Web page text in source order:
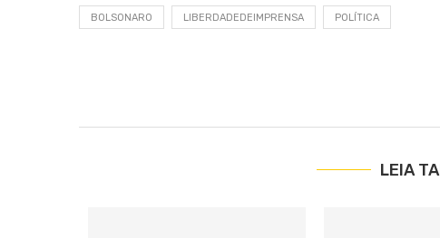
BOLSONARO LIBERDADEDEIMPRENSA POLÍTICA
LEIA